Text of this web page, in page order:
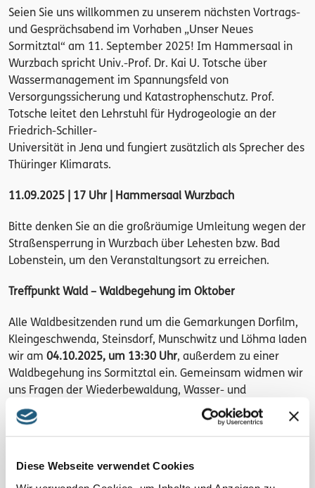
Diese Webseite verwendet Cookies
Seien Sie uns willkommen zu unserem nächsten Vortrags-
und Gesprächsabend im Vorhaben „Unser Neues
Sormitztal“ am 11. September 2025! Im Hammersaal in
Wurzbach spricht Univ.-Prof. Dr. Kai U. Totsche über
Wassermanagement im Spannungsfeld von
Versorgungssicherung und Katastrophenschutz. Prof.
Totsche leitet den Lehrstuhl für Hydrogeologie an der
Friedrich-Schiller-
Universität in Jena und fungiert zusätzlich als Sprecher des
Thüringer Klimarats.
11.09.2025 | 17 Uhr | Hammersaal Wurzbach
Bitte denken Sie an die großräumige Umleitung wegen der
Straßensperrung in Wurzbach über Lehesten bzw. Bad
Lobenstein, um den Veranstaltungsort zu erreichen.
Treffpunkt Wald – Waldbegehung im Oktober
Alle Waldbesitzenden rund um die Gemarkungen Dorfilm,
Kleingeschwenda, Steinsdorf, Munschwitz und Löhma laden
wir am 04.10.2025, um 13:30 Uhr, außerdem zu einer
Waldbegehung ins Sormitztal ein. Gemeinsam widmen wir
uns Fragen der Wiederbewaldung, Wasser- und
Wildproblematik. Treffpunkt hierfür ist das Waldstück an
der Straße zwischen Kleingeschwenda und Dorfilm
Hintergrund